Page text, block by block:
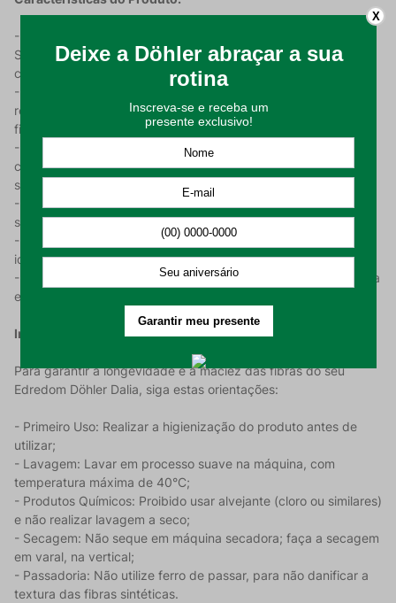
- Tecnologia Dupla Face: Um lado em Fleece macio e outro em
Sherpa ondulada, oferecendo duas texturas de máximo
conforto;
- Isolamento Térmico Superior: Ideal para o frio intenso,
retendo o calor sem a umidade, graças às propriedades das
fibras sintéticas;
- Acabamento Matelassado: Técnica de costura que une as
camadas de tecido, proporcionando durabilidade e um visual
sofisticado;
- Praticidade e Durabilidade: Material que não amassa, possui
secagem rápida e mantém a maciez mesmo após as lavagens;
- Dimensões Solteiro: Com 1,80 m x 2,50 m, oferece cobertura
ideal e caimento perfeito para camas de solteiro;
- Cor Rosa: Tonalidade suave e romântica que transmite leveza
e sensação de aconchego ao dormitório.
Instruções de Uso e Conservação:
Para garantir a longevidade e a maciez das fibras do seu
Edredom Döhler Dalia, siga estas orientações:
- Primeiro Uso: Realizar a higienização do produto antes de
utilizar;
- Lavagem: Lavar em processo suave na máquina, com
temperatura máxima de 40°C;
- Produtos Químicos: Proibido usar alvejante (cloro ou similares)
e não realizar lavagem a seco;
- Secagem: Não seque em máquina secadora; faça a secagem
em varal, na vertical;
- Passadoria: Não utilize ferro de passar, para não danificar a
textura das fibras sintéticas.
X